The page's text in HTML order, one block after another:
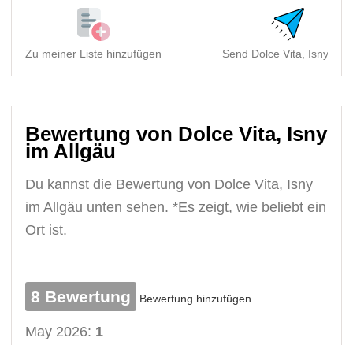
Zu meiner Liste hinzufügen Send Dolce Vita, Isny im ..
Bewertung von Dolce Vita, Isny
im Allgäu
Du kannst die Bewertung von Dolce Vita, Isny
im Allgäu unten sehen. *Es zeigt, wie beliebt ein
Ort ist.
8 Bewertung Bewertung hinzufügen
May 2026: 1